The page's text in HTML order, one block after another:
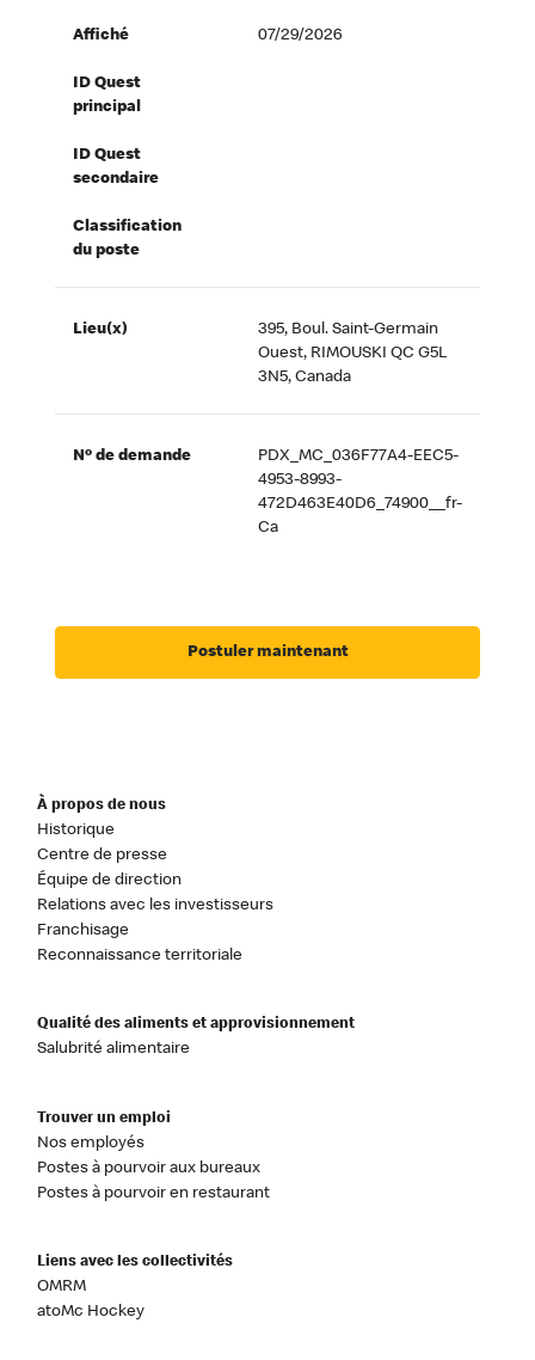
Affiché 07/29/2026
ID Quest
principal
ID Quest
secondaire
Classification
du poste
Lieu(x)
395, Boul. Saint-Germain
Ouest, RIMOUSKI QC G5L
3N5, Canada
Nº de demande
PDX_MC_036F77A4-EEC5-
4953-8993-
472D463E40D6_74900__fr-
Ca
Postuler maintenant
À propos de nous
Historique
Centre de presse
Équipe de direction
Relations avec les investisseurs
Franchisage
Reconnaissance territoriale
Qualité des aliments et approvisionnement
Salubrité alimentaire
Trouver un emploi
Nos employés
Postes à pourvoir aux bureaux
Postes à pourvoir en restaurant
Liens avec les collectivités
OMRM
atoMc Hockey